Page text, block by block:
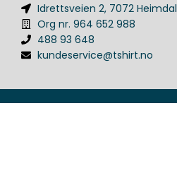
Idrettsveien 2, 7072 Heimdal
Org nr. 964 652 988
488 93 648
kundeservice@tshirt.no